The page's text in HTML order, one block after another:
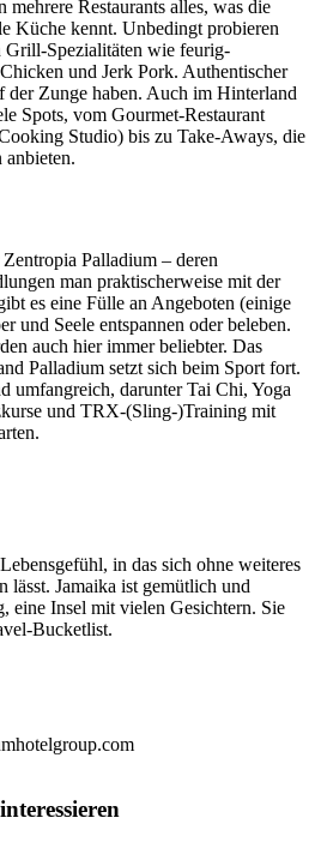
Restaurants alles, was die
Küche kennt. Unbedingt probieren
Grill-Spezialitäten wie feurig-
und Jerk Pork. Authentischer
der Zunge haben. Auch im Hinterland
Spots, vom Gourmet-Restaurant
Studio) bis zu Take-Aways, die
anbieten.
Palladium – deren
man praktischerweise mit der
es eine Fülle an Angeboten (einige
und Seele entspannen oder beleben.
auch hier immer beliebter. Das
Palladium setzt sich beim Sport fort.
umfangreich, darunter Tai Chi, Yoga
und TRX-(Sling-)Training mit
in das sich ohne weiteres
lässt. Jamaika ist gemütlich und
eine Insel mit vielen Gesichtern. Sie
Bucketlist.